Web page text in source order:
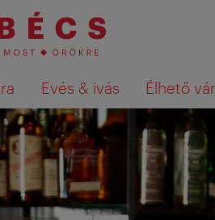
Evés & ivás Élhető
találatok megjelenítése a